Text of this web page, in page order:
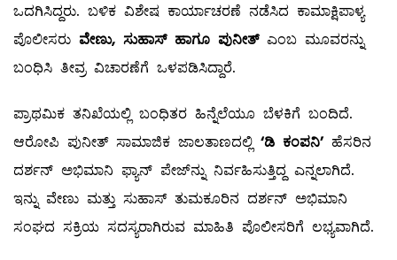
ಒದಗಿಸಿದ್ದರು. ಬಳಿಕ ವಿಶೇಷ ಕಾರ್ಯಾಚರಣೆ ನಡೆಸಿದ ಕಾಮಾಕ್ಷಿಪಾಳ್ಯ
ಪೊಲೀಸರು ವೇಣು, ಸುಹಾಸ್ ಹಾಗೂ ಪುನೀತ್ಎಂಬ ಮೂವರನ್ನು
ಬಂಧಿಸಿ ತೀವ್ರ ವಿಚಾರಣೆಗೆ ಒಳಪಡಿಸಿದ್ದಾರೆ.
ಪ್ರಾಥಮಿಕ ತನಿಖೆಯಲ್ಲಿ ಬಂಧಿತರ ಹಿನ್ನೆಲೆಯೂ ಬೆಳಕಿಗೆ ಬಂದಿದೆ.
ಆರೋಪಿ ಪುನೀತ್ ಸಾಮಾಜಿಕ ಜಾಲತಾಣದಲ್ಲಿ ‘ಡಿ ಕಂಪನಿ’ಹೆಸರಿನ
ದರ್ಶನ್ ಅಭಿಮಾನಿ ಫ್ಯಾನ್ ಪೇಜ್‌ನ್ನು ನಿರ್ವಹಿಸುತ್ತಿದ್ದ ಎನ್ನಲಾಗಿದೆ.
ಇನ್ನು ವೇಣು ಮತ್ತು ಸುಹಾಸ್ ತುಮಕೂರಿನ ದರ್ಶನ್ ಅಭಿಮಾನಿ
ಸಂಘದ ಸಕ್ರಿಯ ಸದಸ್ಯರಾಗಿರುವ ಮಾಹಿತಿ ಪೊಲೀಸರಿಗೆ ಲಭ್ಯವಾಗಿದೆ.